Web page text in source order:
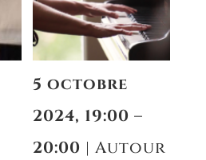
5 octobre
2024, 19:00 –
20:00 | Autour